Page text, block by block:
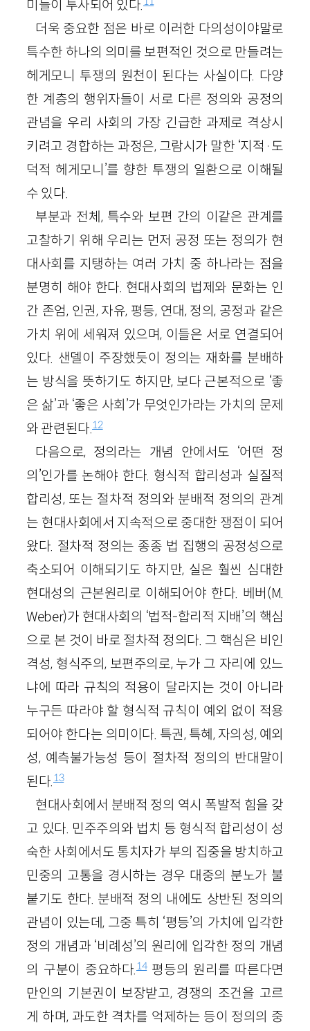
미들이 투사되어 있다.
더욱 중요한 점은 바로 이러한 다의성이야말로
특수한 하나의 의미를 보편적인 것으로 만들려는
헤게모니 투쟁의 원천이 된다는 사실이다. 다양
한 계층의 행위자들이 서로 다른 정의와 공정의
관념을 우리 사회의 가장 긴급한 과제로 격상시
키려고 경합하는 과정은, 그람시가 말한 ‘지적·도
덕적 헤게모니’를 향한 투쟁의 일환으로 이해될
수 있다.
부분과 전체, 특수와 보편 간의 이같은 관계를
고찰하기 위해 우리는 먼저 공정 또는 정의가 현
대사회를 지탱하는 여러 가치 중 하나라는 점을
분명히 해야 한다. 현대사회의 법제와 문화는 인
간 존엄, 인권, 자유, 평등, 연대, 정의, 공정과 같은
가치 위에 세워져 있으며, 이들은 서로 연결되어
있다. 샌델이 주장했듯이 정의는 재화를 분배하
는 방식을 뜻하기도 하지만, 보다 근본적으로 ‘좋
은 삶’과 ‘좋은 사회’가 무엇인가라는 가치의 문제
와 관련된다.12
다음으로, 정의라는 개념 안에서도 ‘어떤 정
의’인가를 논해야 한다. 형식적 합리성과 실질적
합리성, 또는 절차적 정의와 분배적 정의의 관계
는 현대사회에서 지속적으로 중대한 쟁점이 되어
왔다. 절차적 정의는 종종 법 집행의 공정성으로
축소되어 이해되기도 하지만, 실은 훨씬 심대한
현대성의 근본원리로 이해되어야 한다. 베버(M.
Weber)가 현대사회의 ‘법적-합리적 지배’의 핵심
으로 본 것이 바로 절차적 정의다. 그 핵심은 비인
격성, 형식주의, 보편주의로, 누가 그 자리에 있느
냐에 따라 규칙의 적용이 달라지는 것이 아니라
누구든 따라야 할 형식적 규칙이 예외 없이 적용
되어야 한다는 의미이다. 특권, 특혜, 자의성, 예외
성, 예측불가능성 등이 절차적 정의의 반대말이
된다.13
현대사회에서 분배적 정의 역시 폭발적 힘을 갖
고 있다. 민주주의와 법치 등 형식적 합리성이 성
숙한 사회에서도 통치자가 부의 집중을 방치하고
민중의 고통을 경시하는 경우 대중의 분노가 불
붙기도 한다. 분배적 정의 내에도 상반된 정의의
관념이 있는데, 그중 특히 ‘평등’의 가치에 입각한
정의 개념과 ‘비례성’의 원리에 입각한 정의 개념
의 구분이 중요하다. 14평등의 원리를 따른다면
만인의 기본권이 보장받고, 경쟁의 조건을 고르
게 하며, 과도한 격차를 억제하는 등이 정의의 중